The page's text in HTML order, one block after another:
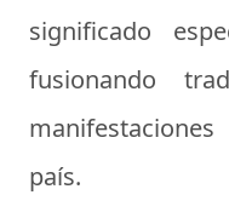
significado
fusionando
país.